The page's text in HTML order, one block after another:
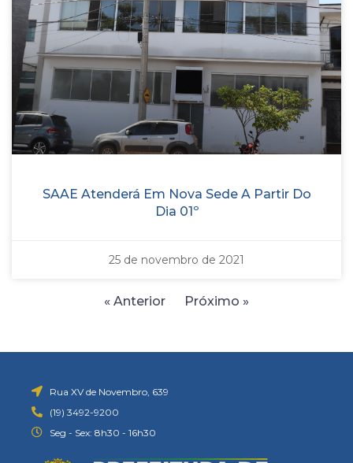
SAAE Atenderá Em Nova Sede A Partir Do
Dia 01º
25 de novembro de 2021
« Anterior Próximo »
Rua XV de Novembro, 639
(19) 3492-9200
Seg - Sex: 8h30 - 16h30